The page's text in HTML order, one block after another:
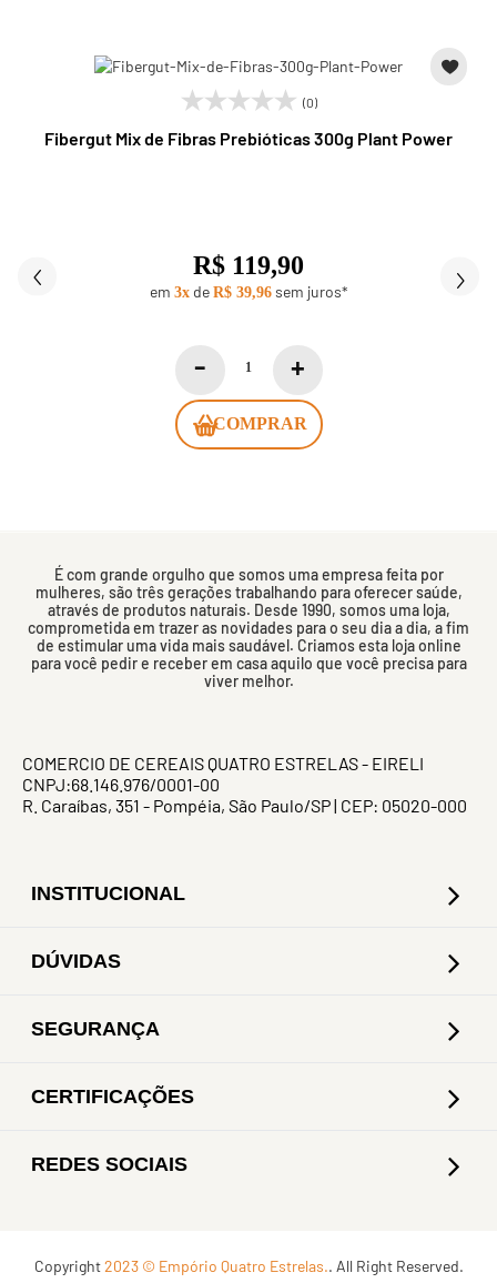
(0)
Fibergut Mix de Fibras Prebióticas 300g Plant Power
R$ 119,90
em 3xde R$ 39,96sem juros*
COMPRAR
É com grande orgulho que somos uma empresa feita por
mulheres, são três gerações trabalhando para oferecer saúde,
através de produtos naturais. Desde 1990, somos uma loja,
comprometida em trazer as novidades para o seu dia a dia, a fim
de estimular uma vida mais saudável. Criamos esta loja online
para você pedir e receber em casa aquilo que você precisa para
viver melhor.
COMERCIO DE CEREAIS QUATRO ESTRELAS - EIRELI
CNPJ:68.146.976/0001-00
R. Caraíbas, 351 - Pompéia, São Paulo/SP | CEP: 05020-000
INSTITUCIONAL
DÚVIDAS
SEGURANÇA
CERTIFICAÇÕES
REDES SOCIAIS
Copyright2023 © Empório Quatro Estrelas.. All Right Reserved.